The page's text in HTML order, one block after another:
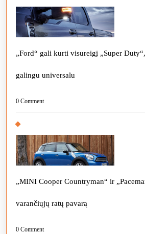
„Ford“ gali kurti visureigį „Super
galingu universalu
0 Comment
„MINI Cooper Countryman“ ir
varančiųjų ratų pavarą
0 Comment